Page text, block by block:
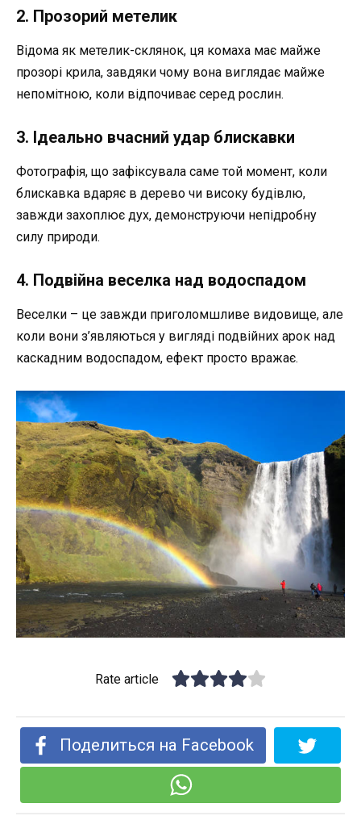
2. Прозорий метелик
Відома як метелик-склянок, ця комаха має майже
прозорі крила, завдяки чому вона виглядає майже
непомітною, коли відпочиває серед рослин.
3. Ідеально вчасний удар блискавки
Фотографія, що зафіксувала саме той момент, коли
блискавка вдаряє в дерево чи високу будівлю,
завжди захоплює дух, демонструючи непідробну
силу природи.
4. Подвійна веселка над водоспадом
Веселки – це завжди приголомшливе видовище, але
коли вони з’являються у вигляді подвійних арок над
каскадним водоспадом, ефект просто вражає.
Rate article
Поделиться на Facebook